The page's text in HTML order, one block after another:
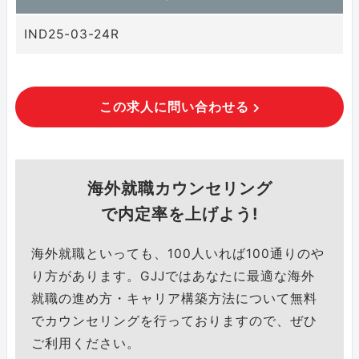
IND25-03-24R
この求人に問い合わせる
海外就職カウンセリング
で内定率を上げよう!
海外就職といっても、100人いれば100通りのや
り方があります。GJJではあなたに最適な海外
就職の進め方・キャリア構築方法について無料
でカウンセリングを行っておりますので、ぜひ
ご利用ください。